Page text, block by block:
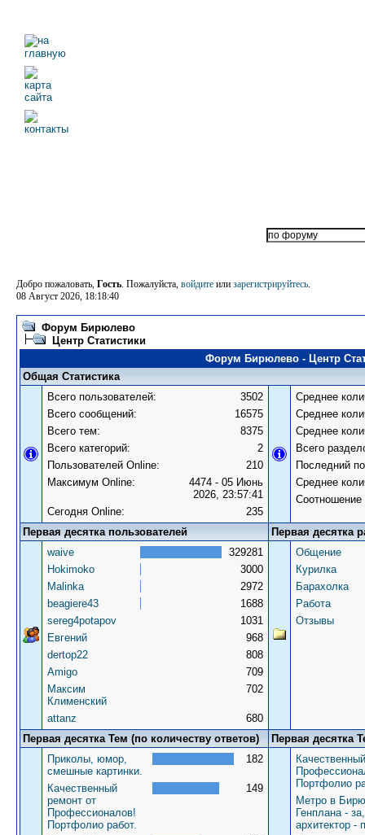
Добро пожаловать, Гость. Пожалуйста, войдите или зарегистрируйтесь.
08 Август 2026, 18:18:40
Форум Бирюлево
Центр Статистики
Форум Бирюлево - Центр
Общая Статистика
Всего пользователей:
3502
Всего сообщений:
16575
Всего тем:
8375
Всего категорий:
2
Пользователей Online:
210
Максимум Online:
4474 - 05 Июнь
2026, 23:57:41
Сегодня Online:
235
Среднее
Среднее
Среднее
Всего
Последний
Среднее
Первая десятка пользователей
Первая десятка
waive
329281
Hokimoko
3000
Malinka
2972
beagiere43
1688
sereg4potapov
1031
Евгений
968
dertop22
808
Amigo
709
Максим
Клименский
702
attanz 680
Общение
Курилка
Барахолка
Работа
Отзывы
Первая десятка Тем (по количеству ответов)
Первая десятка
Приколы, юмор,
смешные картинки.
182
Качественный
ремонт от
Профессионалов!
Портфолио работ.
149
Портфолио
Метро в
Генплана -
архитектор -